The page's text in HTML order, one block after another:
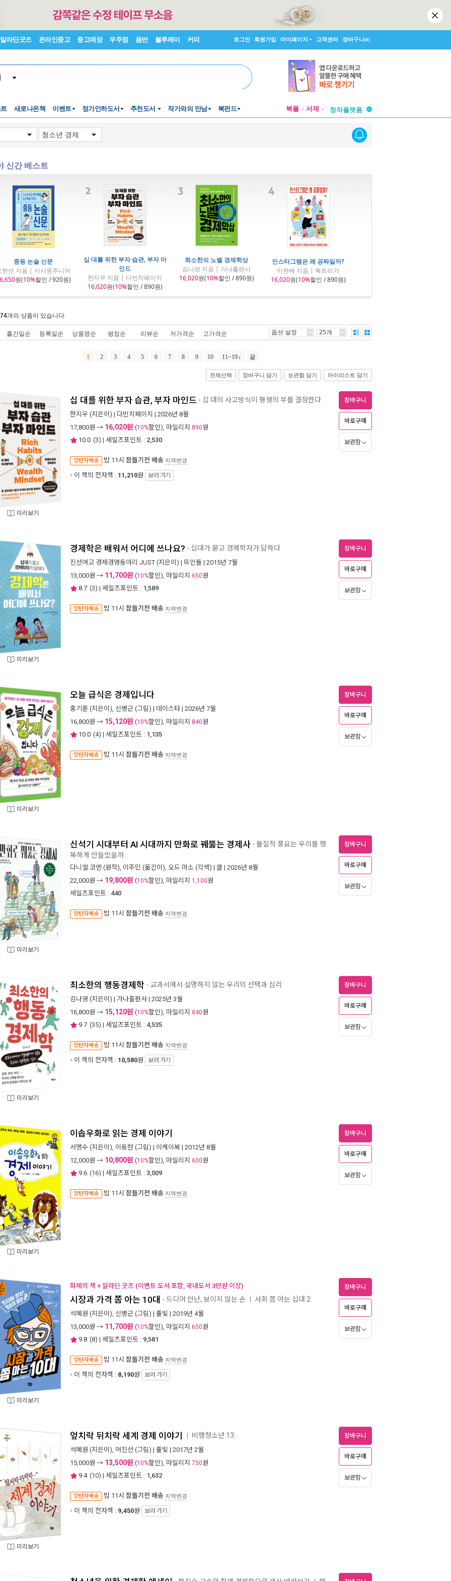
알라딘굿즈 온라인중고 중고매장 우주점 음반 블루레이 커피 로그인 회원가입 마이페이지 고객센터 장바구니(0)
새로나온책 이벤트 정가인하도서 추천도서 작가와의 만남 북펀드 북플 서재
창작플랫폼
신간 베스트
중등 논술 신문
현선 지음 | 서사원주니어
원(10%할인 / 920원)
십 대를 위한 부자 습관, 부자 마
인드
한지우 지음 | 다빈치페이지
16,020원(10%할인 / 890원)
최소한의 노벨 경제학상
김나영 지음 | 가나출판사
16,020원(10%할인 / 890원)
인스타그램은 왜 공짜일까?
이완배 지음 | 북트리거
16,020원(10%할인 / 890원)
개의 상품이 있습니다.
출간일순 등록일순 상품명순 평점순 리뷰순 저가격순 고가격순 옵션 설정 25개
1 2 3 4 5 6 7 8 9 10 11~19 끝
전체선택 장바구니 담기 보관함 담기 마이리스트 담기
미리보기
십 대를 위한 부자 습관, 부자 마인드 - 십 대의 사고방식이 평생의 부를 결정한다
한지우 (지은이) | 다빈치페이지 | 2026년 8월
17,800원 → 16,020원 (10%할인), 마일리지 890원
10.0 (3) | 세일즈포인트 : 2,530
양탄자배송 밤 11시 잠들기전 배송 지역변경
이 책의 전자책 : 11,210원 보러 가기
장바구니
바로구매
보관함
미리보기
경제학은 배워서 어디에 쓰나요? - 십대가 묻고 경제학자가 답하다
진선여고 경제경영동아리 JUST (지은이) | 뜨인돌 | 2015년 7월
13,000원 → 11,700원 (10%할인), 마일리지 650원
8.7 (3) | 세일즈포인트 : 1,589
양탄자배송 밤 11시 잠들기전 배송 지역변경
장바구니
바로구매
보관함
미리보기
오늘 급식은 경제입니다
홍기훈 (지은이), 신병근 (그림) | 데이스타 | 2026년 7월
16,800원 → 15,120원 (10%할인), 마일리지 840원
10.0 (4) | 세일즈포인트 : 1,135
양탄자배송 밤 11시 잠들기전 배송 지역변경
장바구니
바로구매
보관함
미리보기
신석기 시대부터 AI 시대까지 만화로 꿰뚫는 경제사 - 물질적 풍요는 우리를 행
복하게 만들었을까
다니엘 코엔 (원작), 이주민 (옮긴이), 오드 마소 (각색) | 클 | 2026년 8월
22,000원 → 19,800원 (10%할인), 마일리지 1,100원
세일즈포인트 : 440
양탄자배송 밤 11시 잠들기전 배송 지역변경
장바구니
바로구매
보관함
미리보기
최소한의 행동경제학 - 교과서에서 설명하지 않는 우리의 선택과 심리
김나영 (지은이) | 가나출판사 | 2025년 3월
16,800원 → 15,120원 (10%할인), 마일리지 840원
9.7 (35) | 세일즈포인트 : 4,535
양탄자배송 밤 11시 잠들기전 배송 지역변경
이 책의 전자책 : 10,580원 보러 가기
장바구니
바로구매
보관함
미리보기
이솝우화로 읽는 경제 이야기
서명수 (지은이), 이동현 (그림) | 이케이북 | 2012년 8월
12,000원 → 10,800원 (10%할인), 마일리지 600원
9.6 (16) | 세일즈포인트 : 3,009
양탄자배송 밤 11시 잠들기전 배송 지역변경
장바구니
바로구매
보관함
미리보기
화제의 책 + 알라딘 굿즈 (이벤트 도서 포함, 국내도서 3만원 이상)
시장과 가격 쫌 아는 10대 - 드디어 만난, 보이지 않는 손 사회 쫌 아는 십대 2
석혜원 (지은이), 신병근 (그림) | 풀빛 | 2019년 4월
13,000원 → 11,700원 (10%할인), 마일리지 650원
9.8 (8) | 세일즈포인트 : 9,581
양탄자배송 밤 11시 잠들기전 배송 지역변경
이 책의 전자책 : 8,190원 보러 가기
장바구니
바로구매
보관함
미리보기
엎치락 뒤치락 세계 경제 이야기 비행청소년 13
석혜원 (지은이), 어진선 (그림) | 풀빛 | 2017년 2월
15,000원 → 13,500원 (10%할인), 마일리지 750원
9.4 (10) | 세일즈포인트 : 1,632
양탄자배송 밤 11시 잠들기전 배송 지역변경
이 책의 전자책 : 9,450원 보러 가기
장바구니
바로구매
보관함